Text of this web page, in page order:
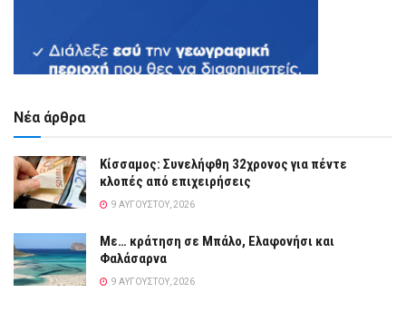
Νέα άρθρα
Κίσσαμος: Συνελήφθη 32χρονος για πέντε
κλοπές από επιχειρήσεις
9 ΑΥΓΟΎΣΤΟΥ, 2026
Με… κράτηση σε Μπάλο, Ελαφονήσι και
Φαλάσαρνα
9 ΑΥΓΟΎΣΤΟΥ, 2026